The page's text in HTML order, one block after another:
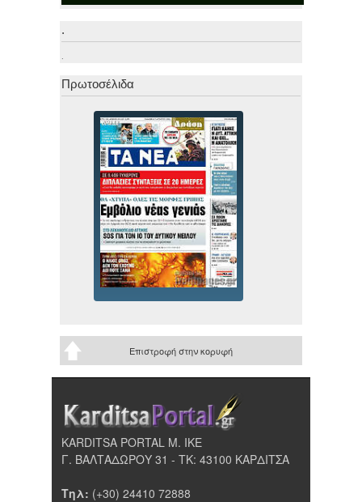
.
.
Πρωτοσέλιδα
Επιστροφή στην κορυφή
KARDITSA PORTAL Μ. ΙΚΕ
Γ. ΒΑΛΤΑΔΩΡΟΥ 31 - ΤΚ: 43100 ΚΑΡΔΙΤΣΑ
Τηλ: (+30) 24410 72888